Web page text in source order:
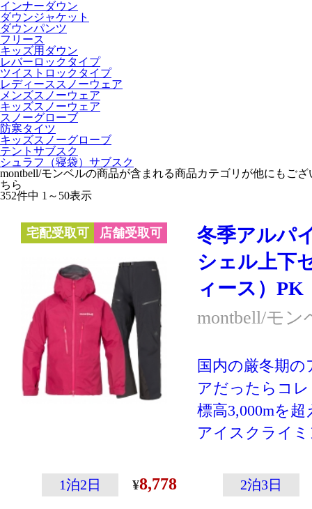
インナーダウン
ダウンジャケット
ダウンパンツ
フリース
キッズ用ダウン
レバーロックタイプ
ツイストロックタイプ
レディーススノーウェア
メンズスノーウェア
キッズスノーウェア
スノーグローブ
防寒タイツ
キッズスノーグローブ
テントサブスク
シュラフ（寝袋）サブスク
montbell/モンベルの商品が含まれる商品カテゴリが他にもご
ちら
352件中 1～50表示
宅配受取可 店舗受取可
冬季アルパ
シェル上下
ィース）PK
montbell/モン
国内の厳冬期
アだったらコレ
標高3,000mを
アイスクライ
過酷な使用に
GORE® C-ニ
1泊2日 8,778 2泊3日